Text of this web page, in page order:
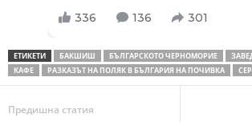
336 136 301
ЕТИКЕТИ БАКШИШ БЪЛГАРСКОТО ЧЕРНОМОРИЕ
КАФЕ
РАЗКАЗЪТ НА ПОЛЯК В БЪЛГАРИЯ НА ПОЧИВКА
Предишна статия